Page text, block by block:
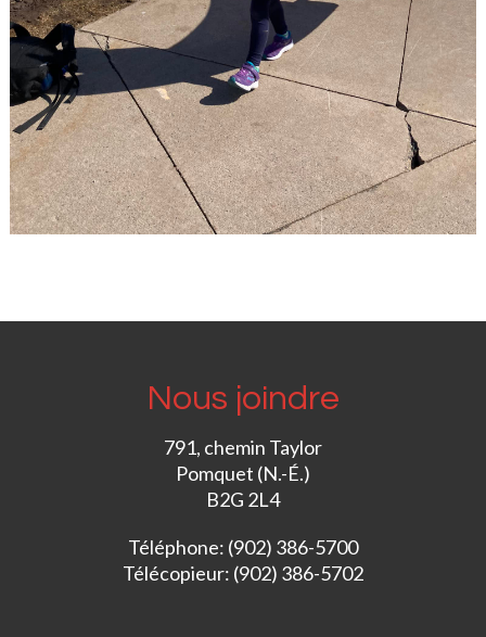
Nous joindre
791, chemin Taylor
Pomquet (N.-É.)
B2G 2L4
Téléphone: (902) 386-5700
Télécopieur: (902) 386-5702